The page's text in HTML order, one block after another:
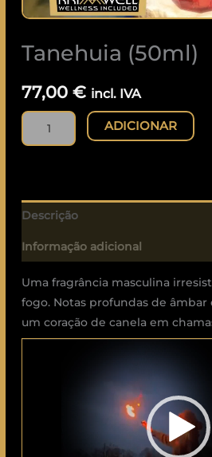
Tanehuia (50ml)
77,00 € incl. IVA
ADICIONAR
Descrição
Informação adicional
Uma fragrância masculina
fogo. Notas profundas de âmbar
um coração de canela em